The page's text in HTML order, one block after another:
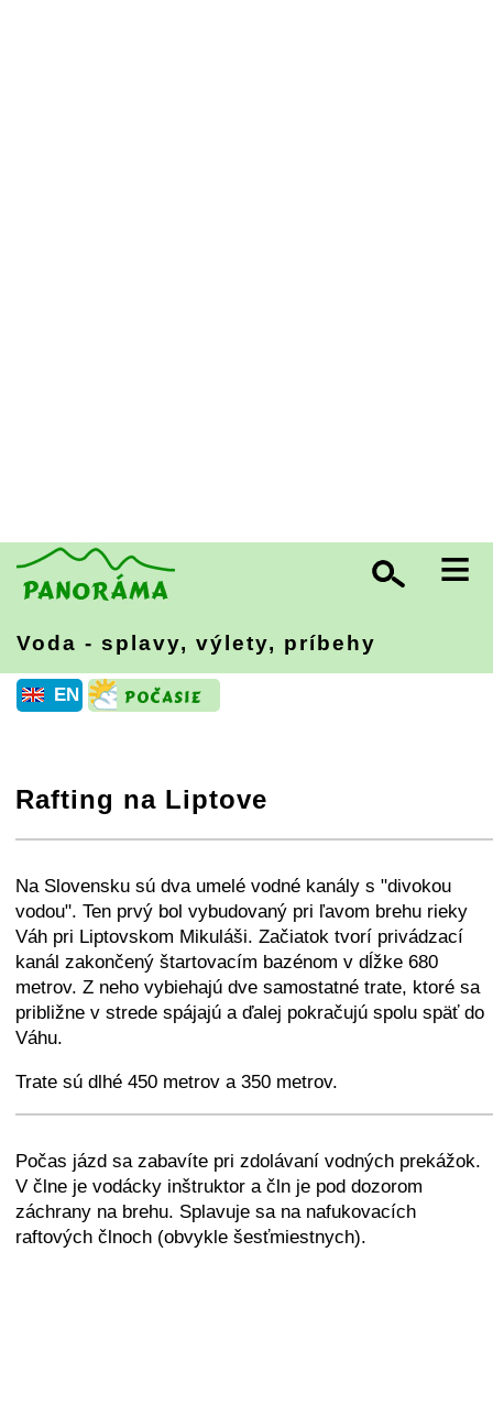
≡
Voda - splavy, výlety, príbehy
EN
Rafting na Liptove
+ − ⛶
Na Slovensku sú dva umelé vodné kanály s "divokou
vodou". Ten prvý bol vybudovaný pri ľavom brehu rieky
Váh pri Liptovskom Mikuláši. Začiatok tvorí privádzací
kanál zakončený štartovacím bazénom v dĺžke 680
metrov. Z neho vybiehajú dve samostatné trate, ktoré sa
približne v strede spájajú a ďalej pokračujú spolu späť do
Váhu.
Trate sú dlhé 450 metrov a 350 metrov.
+ − ⛶
Počas jázd sa zabavíte pri zdolávaní vodných prekážok.
V člne je vodácky inštruktor a čln je pod dozorom
záchrany na brehu. Splavuje sa na nafukovacích
raftových člnoch (obvykle šesťmiestnych).